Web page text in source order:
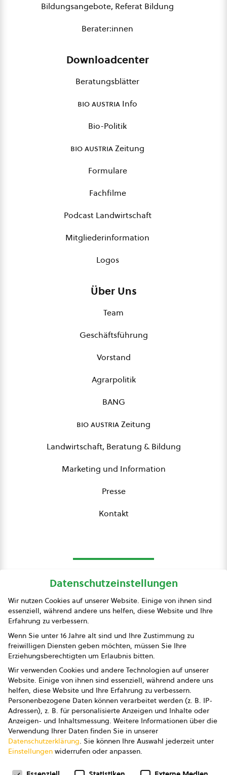
Bildungsangebote, Referat Bildung
Berater:innen
Downloadcenter
Beratungsblätter
bio austria Info
Bio-Politik
bio austriaZeitung
Formulare
Fachfilme
Podcast Landwirtschaft
Mitgliederinformation
Logos
Über Uns
Team
Geschäftsführung
Vorstand
Agrarpolitik
BANG
bio austriaZeitung
Landwirtschaft, Beratung & Bildung
Marketing und Information
Presse
Kontakt
Presse
Impressum
Datenschutz
AGB
AGB Marketing GmbH
AGB Bildung
Newsletter
Datenschutzeinstellungen
Wir nutzen Cookies auf unserer Website. Einige von ihnen sind
essenziell, während andere uns helfen, diese Website und Ihre
Erfahrung zu verbessern.
Wenn Sie unter 16 Jahre alt sind und Ihre Zustimmung zu
freiwilligen Diensten geben möchten, müssen Sie Ihre
Erziehungsberechtigten um Erlaubnis bitten.
Wir verwenden Cookies und andere Technologien auf unserer
Website. Einige von ihnen sind essenziell, während andere uns
helfen, diese Website und Ihre Erfahrung zu verbessern.
Personenbezogene Daten können verarbeitet werden (z. B. IP-
Adressen), z. B. für personalisierte Anzeigen und Inhalte oder
Anzeigen- und Inhaltsmessung. Weitere Informationen über die
Verwendung Ihrer Daten finden Sie in unserer
Datenschutzerklärung. Sie können Ihre Auswahl jederzeit unter
Einstellungen widerrufen oder anpassen.
Datenschutzeinstellungen